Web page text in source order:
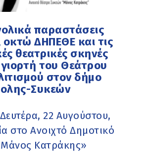
παραστάσεις
ΔΗΠΕΘΕ και τις
θεατρικές σκηνές
του Θεάτρου
στον δήμο
Συκεών
22 Αυγούστου,
στο Ανοιχτό Δημοτικό
Κατράκης»